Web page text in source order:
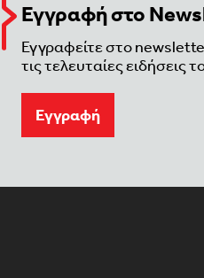
Εγγραφή στο
Εγγραφείτε στο
τις τελευταίες ειδήσεις
Eγγραφή